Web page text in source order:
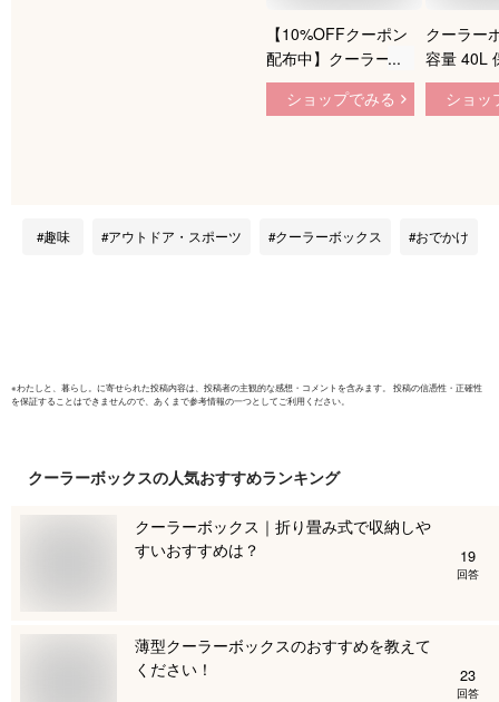
【10%OFFクーポン
配布中】クーラーボ
ックス 小型 40L 折
りたたみ ハンドル付
ンプ ソフトクーラー
ショップでみる
クーラー
容量 40L
キャスタ
ラーバ
アウトド
ショッ
趣味 アウトドア・スポーツ クーラーボックス おでかけ
※わたしと、暮らし。 に寄せられた投稿内容は、投稿者の主観的な感想・コメントを含みます。 投稿の信憑性・正確性
を保証することはできませんので、あくまで参考情報の一つとしてご利用ください。
クーラーボックスの人気おすすめランキング
クーラーボックス｜折り畳み式で収納しや
すいおすすめは？
19
回答
薄型クーラーボックスのおすすめを教えて
ください！
23
回答